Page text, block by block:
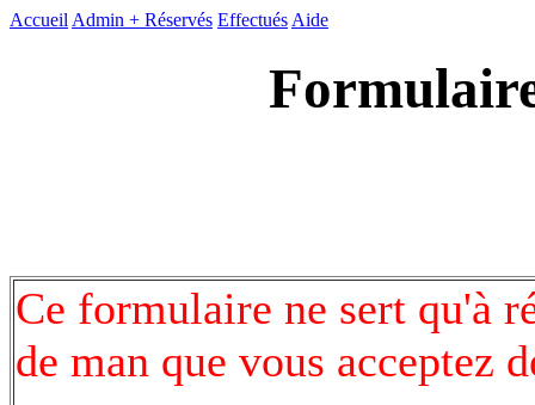
Accueil Admin + Réservés Effectués Aide
Ce formulaire ne sert qu'à
de man que vous acceptez